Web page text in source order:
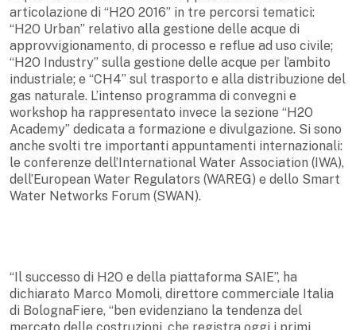
articolazione di “H2O 2016” in tre percorsi tematici:
“H2O Urban” relativo alla gestione delle acque di
approvvigionamento, di processo e reflue ad uso civile;
“H2O Industry” sulla gestione delle acque per l’ambito
industriale; e “CH4” sul trasporto e alla distribuzione del
gas naturale. L’intenso programma di convegni e
workshop ha rappresentato invece la sezione “H2O
Academy” dedicata a formazione e divulgazione. Si sono
anche svolti tre importanti appuntamenti internazionali:
le conferenze dell’International Water Association (IWA),
dell’European Water Regulators (WAREG) e dello Smart
Water Networks Forum (SWAN).
“Il successo di H2O e della piattaforma SAIE”, ha
dichiarato Marco Momoli, direttore commerciale Italia
di BolognaFiere, “ben evidenziano la tendenza del